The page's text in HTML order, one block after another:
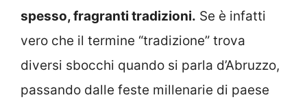
spesso, fragranti tradizioni. Se è infatti
vero che il termine “tradizione” trova
diversi sbocchi quando si parla d’Abruzzo,
passando dalle feste millenarie di paese